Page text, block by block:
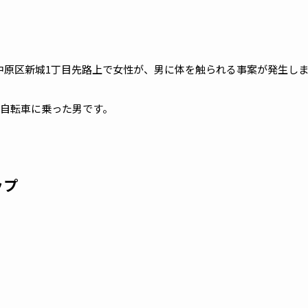
区新城1丁目先路上で女性が、男に体を触られる事案が発生し
転車に乗った男です。